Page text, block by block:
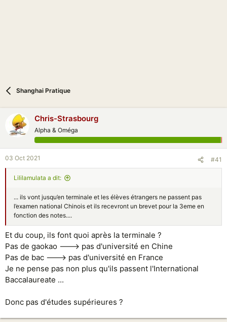
Shanghai Pratique
Chris-Strasbourg
Alpha & Oméga
03 Oct 2021 #41
Lililamulata a dit:
... ils vont jusqu’en terminale et les élèves étrangers ne passent pas
l’examen national Chinois et ils recevront un brevet pour la 3eme en
fonction des notes....
Et du coup, ils font quoi après la terminale ?
Pas de gaokao ---> pas d'université en Chine
Pas de bac ---> pas d'université en France
Je ne pense pas non plus qu'ils passent l'International
Baccalaureate ...
Donc pas d'études supérieures ?